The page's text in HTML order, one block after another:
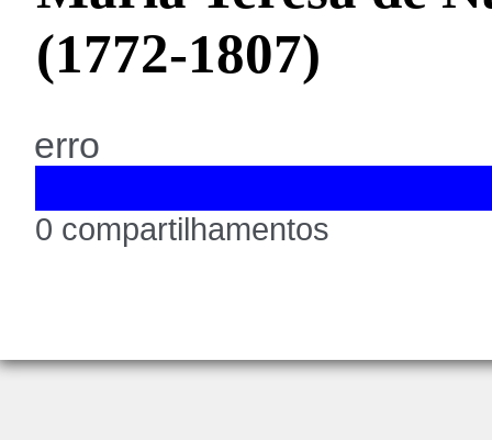
(1772-1807)
erro
0 compartilhamentos